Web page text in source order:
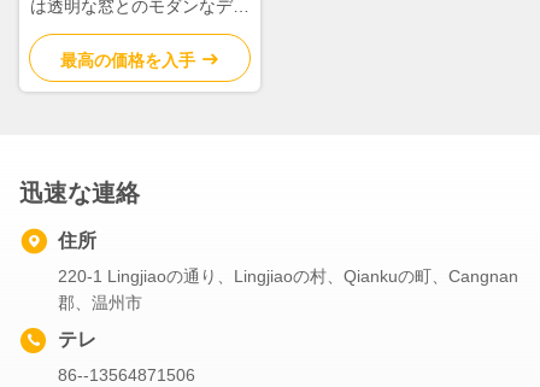
は透明な窓とのモダンなデザ
インを囲みます
最高の価格を入手
迅速な連絡
住所
220-1 Lingjiaoの通り、Lingjiaoの村、Qiankuの町、Cangnan
郡、温州市
テレ
86--13564871506